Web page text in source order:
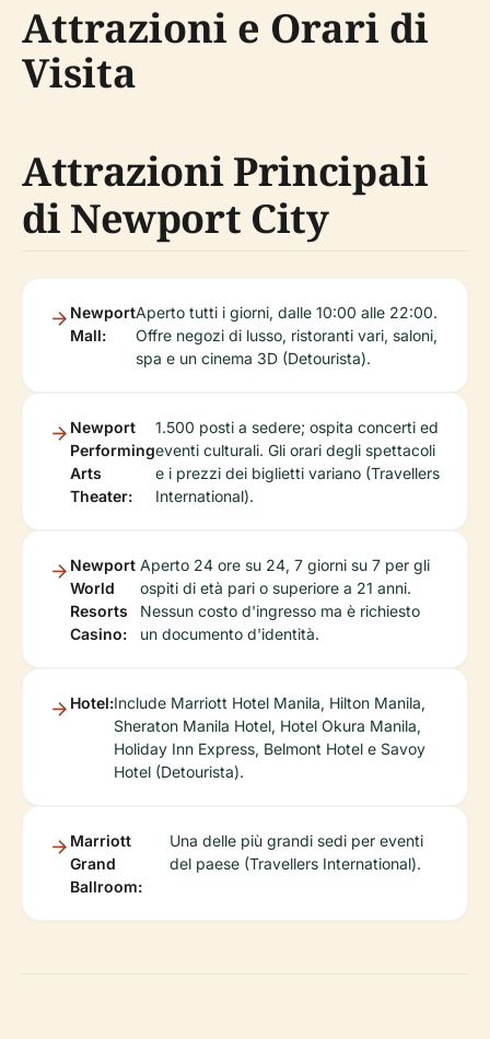
Attrazioni e Orari di
Visita
Attrazioni Principali
di Newport City
Newport
Mall:
Aperto tutti i giorni, dalle 10:00 alle 22:00.
Offre negozi di lusso, ristoranti vari, saloni,
spa e un cinema 3D (Detourista).
Newport
Performing
Arts
Theater:
1.500 posti a sedere; ospita concerti ed
eventi culturali. Gli orari degli spettacoli
e i prezzi dei biglietti variano (Travellers
International).
Newport
World
Resorts
Casino:
Aperto 24 ore su 24, 7 giorni su 7 per gli
ospiti di età pari o superiore a 21 anni.
Nessun costo d'ingresso ma è richiesto
un documento d'identità.
Hotel:Include Marriott Hotel Manila, Hilton Manila,
Sheraton Manila Hotel, Hotel Okura Manila,
Holiday Inn Express, Belmont Hotel e Savoy
Hotel (Detourista).
Marriott
Grand
Ballroom:
Una delle più grandi sedi per eventi
del paese (Travellers International).